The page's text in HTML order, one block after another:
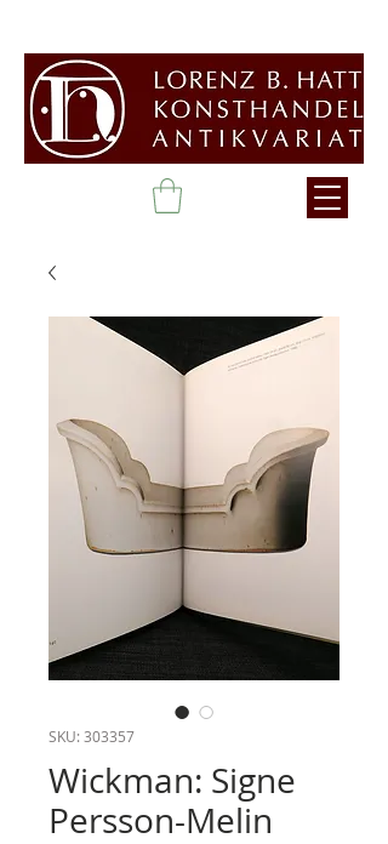
SKU: 303357
Wickman: Signe
Persson-Melin